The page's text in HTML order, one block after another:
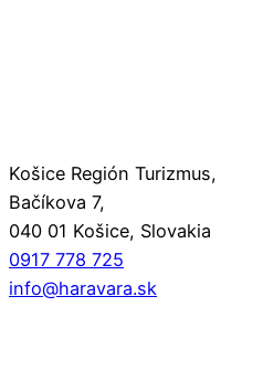
Košice Región Turizmus,
Bačíkova 7,
040 01 Košice, Slovakia
0917 778 725
info@haravara.sk